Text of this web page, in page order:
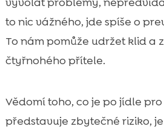
ještě projde
Jak plánovat krmení a
fungovalo v běžném dni
zvyšují problém
 Signály nepohody po
to nic vážného, jde spíše o
To nám pomůže udržet klid a
čtyřnohého přítele.
Vědomí toho, co je po jídle
představuje zbytečné riziko,